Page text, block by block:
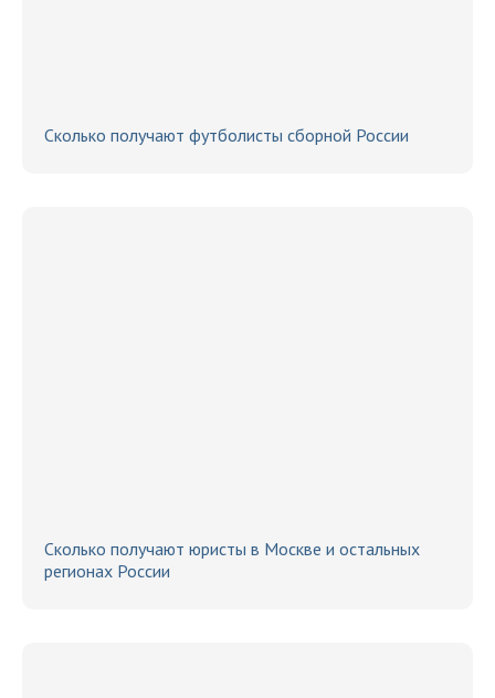
Сколько получают футболисты сборной России
Сколько получают юристы в Москве и остальных
регионах России